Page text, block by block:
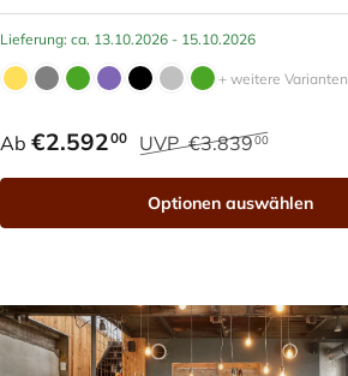
Lieferung: ca. 13.10.2026 - 15.10.2026
+ weitere Varianten
Ab €2.59200 UVP €3.83900
Optionen auswählen